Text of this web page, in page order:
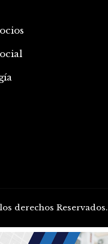
derechos Reservados.